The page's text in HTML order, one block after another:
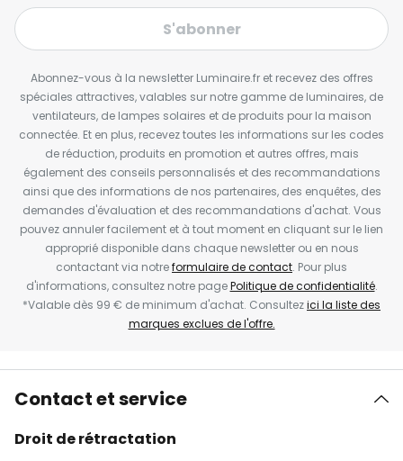
S'abonner
Abonnez-vous à la newsletter Luminaire.fr et recevez des offres
spéciales attractives, valables sur notre gamme de luminaires, de
ventilateurs, de lampes solaires et de produits pour la maison
connectée. Et en plus, recevez toutes les informations sur les codes
de réduction, produits en promotion et autres offres, mais
également des conseils personnalisés et des recommandations
ainsi que des informations de nos partenaires, des enquêtes, des
demandes d'évaluation et des recommandations d'achat. Vous
pouvez annuler facilement et à tout moment en cliquant sur le lien
approprié disponible dans chaque newsletter ou en nous
contactant via notreformulaire de contact. Pour plus
d'informations, consultez notre pagePolitique de confidentialité.
*Valable dès 99 € de minimum d'achat. Consultezici la liste des
marques exclues de l'offre.
Contact et service
Droit de rétractation